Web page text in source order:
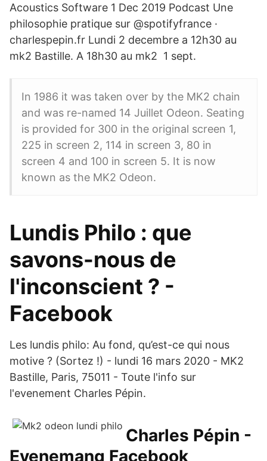
Acoustics Software 1 Dec 2019 Podcast Une
philosophie pratique sur @spotifyfrance ·
charlespepin.fr Lundi 2 decembre a 12h30 au
mk2 Bastille. A 18h30 au mk2 1 sept.
In 1986 it was taken over by the MK2 chain
and was re-named 14 Juillet Odeon. Seating
is provided for 300 in the original screen 1,
225 in screen 2, 114 in screen 3, 80 in
screen 4 and 100 in screen 5. It is now
known as the MK2 Odeon.
Lundis Philo : que
savons-nous de
l'inconscient ? -
Facebook
Les lundis philo: Au fond, qu’est-ce qui nous
motive ? (Sortez !) - lundi 16 mars 2020 - MK2
Bastille, Paris, 75011 - Toute l'info sur
l'evenement Charles Pépin.
Charles Pépin -
Evenemang Facebook